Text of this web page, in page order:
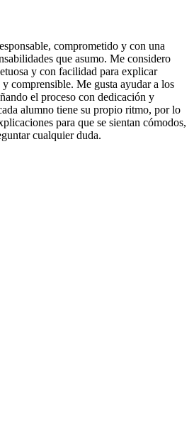
comprometido y con una
que asumo. Me considero
y con facilidad para explicar
comprensible. Me gusta ayudar a los
el proceso con dedicación y
alumno tiene su propio ritmo, por lo
para que se sientan cómodos,
cualquier duda.